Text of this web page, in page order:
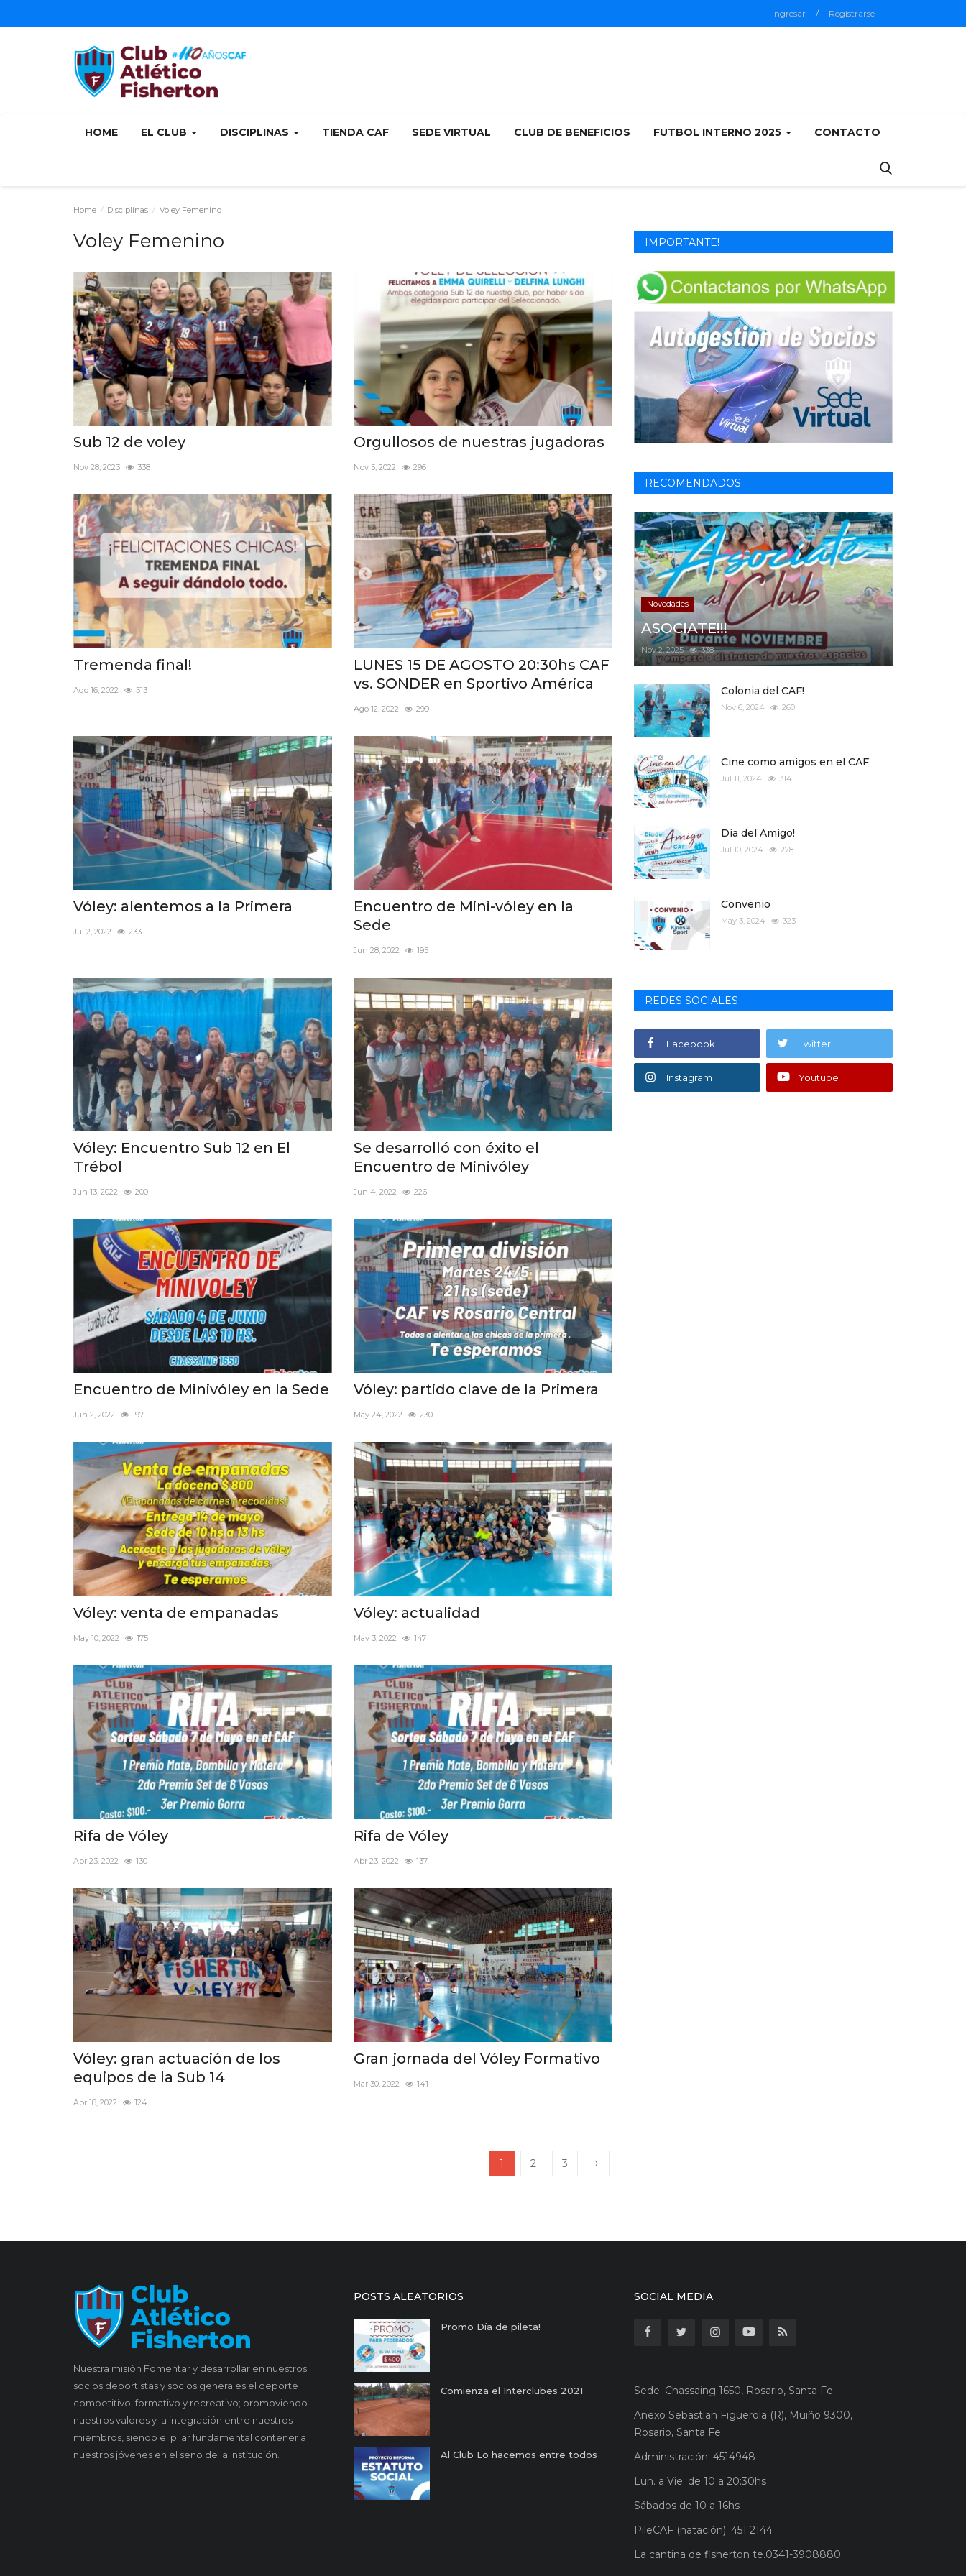
Ingresar / Registrarse
HOME EL CLUB DISCIPLINAS TIENDA CAF SEDE VIRTUAL CLUB DE BENEFICIOS FUTBOL INTERNO 2025 CONTACTO
Home Disciplinas Voley Femenino
Voley Femenino
Sub 12 de voley
Nov 28, 2023 338
Orgullosos de nuestras jugadoras
Nov 5, 2022 296
Tremenda final!
Ago 16, 2022 313
LUNES 15 DE AGOSTO 20:30hs CAF
vs. SONDER en Sportivo América
Ago 12, 2022 299
Vóley: alentemos a la Primera
Jul 2, 2022 233
Encuentro de Mini-vóley en la
Sede
Jun 28, 2022 195
Vóley: Encuentro Sub 12 en El
Trébol
Jun 13, 2022 200
Se desarrolló con éxito el
Encuentro de Minivóley
Jun 4, 2022 226
Encuentro de Minivóley en la Sede
Jun 2, 2022 197
Vóley: partido clave de la Primera
May 24, 2022 230
Vóley: venta de empanadas
May 10, 2022 175
Vóley: actualidad
May 3, 2022 147
Rifa de Vóley
Abr 23, 2022 130
Rifa de Vóley
Abr 23, 2022 137
Vóley: gran actuación de los
equipos de la Sub 14
Abr 18, 2022 124
Gran jornada del Vóley Formativo
Mar 30, 2022 141
1 2 3 ›
IMPORTANTE!
RECOMENDADOS
Novedades
ASOCIATE!!!
Nov 2, 2025 338
Colonia del CAF!
Nov 6, 2024 260
Cine como amigos en el CAF
Jul 11, 2024 314
Día del Amigo!
Jul 10, 2024 278
Convenio
May 3, 2024 323
REDES SOCIALES
Facebook Twitter
Instagram Youtube
Nuestra misión Fomentar y desarrollar en nuestros
socios deportistas y socios generales el deporte
competitivo, formativo y recreativo; promoviendo
nuestros valores y la integración entre nuestros
miembros, siendo el pilar fundamental contener a
nuestros jóvenes en el seno de la Institución.
POSTS ALEATORIOS
Promo Día de pileta!
Comienza el Interclubes 2021
Al Club Lo hacemos entre todos
SOCIAL MEDIA
Sede: Chassaing 1650, Rosario, Santa Fe
Anexo Sebastian Figuerola (R), Muiño 9300,
Rosario, Santa Fe
Administración: 4514948
Lun. a Vie. de 10 a 20:30hs
Sábados de 10 a 16hs
PileCAF (natación): 451 2144
La cantina de fisherton te.0341-3908880